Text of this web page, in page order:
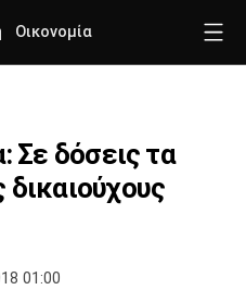
Οικονομία
Σε δόσεις τα
01:00